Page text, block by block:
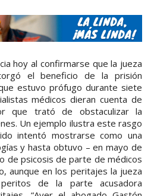
hoy al confirmarse que la jueza
el beneficio de la prisión
estuvo prófugo durante siete
médicos dieran cuenta de
que trató de obstaculizar la
Un ejemplo ilustra este rasgo
intentó mostrarse como una
y hasta obtuvo – en mayo de
de psicosis de parte de médicos
aunque en los peritajes la jueza
de la parte acusadora